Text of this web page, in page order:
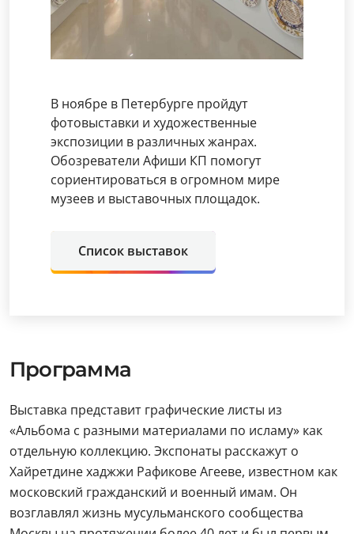
В ноябре в Петербурге пройдут
фотовыставки и художественные
экспозиции в различных жанрах.
Обозреватели Афиши КП помогут
сориентироваться в огромном мире
музеев и выставочных площадок.
Список выставок
Программа
Выставка представит графические листы из
«Альбома с разными материалами по исламу» как
отдельную коллекцию. Экспонаты расскажут о
Хайретдине хаджжи Рафикове Агееве, известном как
московский гражданский и военный имам. Он
возглавлял жизнь мусульманского сообщества